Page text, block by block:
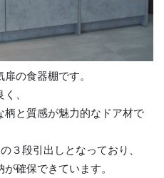
の食器棚です。
、
柄と質感が魅力的なドア材で
３段引出しとなっており、
確保できています。